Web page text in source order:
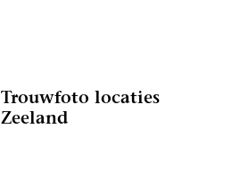
Trouwfoto locaties
Zeeland